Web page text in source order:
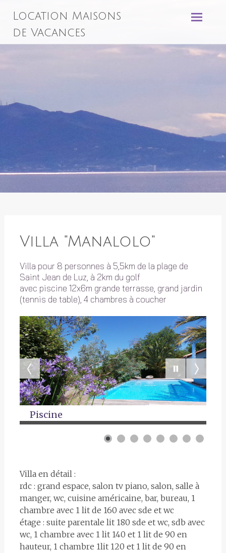
contenu
principal
Location Maisons
de Vacances
Villa "Manalolo"
Villa pour 8 personnes à 5,5km de la plage de
Saint Jean de Luz, à 2km du golf
avec piscine 12x6m grande terrasse, grand jardin
(tennis de table), 4 chambres à coucher
Piscine
Villa en détail :
rdc : grand espace, salon tv piano, salon, salle à
manger, wc, cuisine américaine, bar, bureau, 1
chambre avec 1 lit de 160 avec sde et wc
étage : suite parentale lit 180 sde et wc, sdb avec
wc, 1 chambre avec 1 lit 140 et 1 lit de 90 en
hauteur, 1 chambre 1lit 120 et 1 lit de 90 en